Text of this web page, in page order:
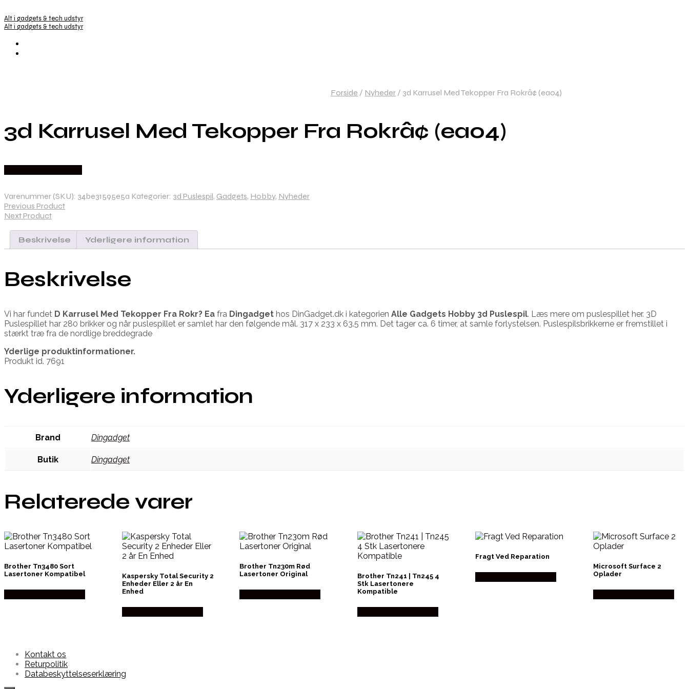
Alt i gadgets & tech udstyr
Alt i gadgets & tech udstyr
Forside / Nyheder / 3d Karrusel Med Tekopper Fra Rokrâ¢ (ea04)
3d Karrusel Med Tekopper Fra Rokrâ¢ (ea04)
Varenummer (SKU): 34be31595e5a Kategorier: 3d Puslespil, Gadgets, Hobby, Nyheder
Previous Product
Next Product
Beskrivelse Yderligere information
Beskrivelse
Vi har fundet D Karrusel Med Tekopper Fra Rokr? Ea fra Dingadget hos DinGadget.dk i kategorien Alle Gadgets Hobby 3d Puslespil. Læs mere om puslespillet her. 3D
Puslespillet har 280 brikker og når puslespillet er samlet har den følgende mål. 317 x 233 x 63.5 mm. Det tager ca. 6 timer, at samle forlystelsen. Puslespilsbrikkerne er fremstillet i
stærkt træ fra de nordlige breddegrade
Yderlige produktinformationer.
Produkt id. 7691
Yderligere information
Brand Dingadget
Butik Dingadget
Relaterede varer
Brother Tn3480 Sort
Lasertoner Kompatibel
Kaspersky Total Security 2
Enheder Eller 2 år En
Enhed
Brother Tn230m Rød
Lasertoner Original
Brother Tn241 | Tn245 4
Stk Lasertonere
Kompatible
Fragt Ved Reparation
Microsoft Surface 2
Oplader
Kontakt os
Returpolitik
Databeskyttelseserklæring